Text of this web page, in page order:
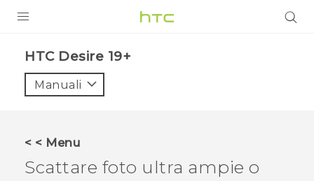
VIVE
‎HTC Desire 19+‎‎
Manuali
< < Menu
Scattare foto ultra ampie o